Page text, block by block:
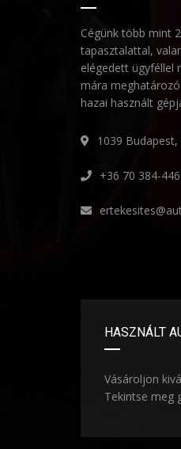
Cégünk több mint
tapasztalattal,
elégedett ügyféllel
mára
hazai használt
1039
+36 70 384-
HASZNÁLT
Vásároljon
Tekintse meg